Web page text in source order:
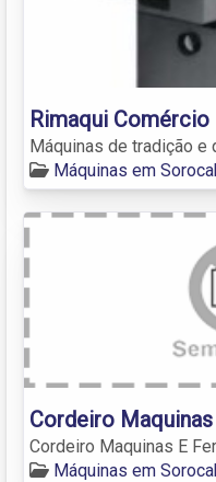
Rimaqui Comércio
Máquinas de tradição e
Máquinas em
Cordeiro
Cordeiro Maquinas E
Máquinas em